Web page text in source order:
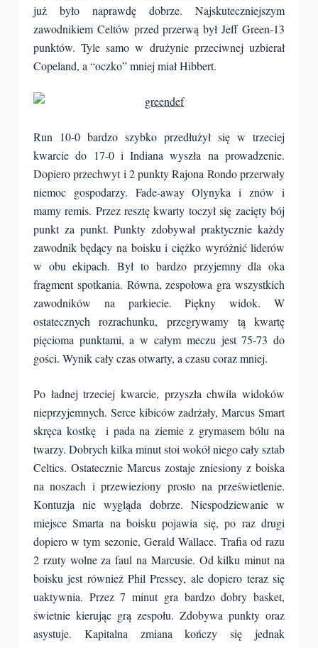
już było naprawdę dobrze. Najskuteczniejszym
zawodnikiem Celtów przed przerwą był Jeff Green-13
punktów. Tyle samo w drużynie przeciwnej uzbierał
Copeland, a “oczko” mniej miał Hibbert.
Run 10-0 bardzo szybko przedłużył się w trzeciej
kwarcie do 17-0 i Indiana wyszła na prowadzenie.
Dopiero przechwyt i 2 punkty Rajona Rondo przerwały
niemoc gospodarzy. Fade-away Olynyka i znów i
mamy remis. Przez resztę kwarty toczył się zacięty bój
punkt za punkt. Punkty zdobywał praktycznie każdy
zawodnik będący na boisku i ciężko wyróżnić liderów
w obu ekipach. Był to bardzo przyjemny dla oka
fragment spotkania. Równa, zespołowa gra wszystkich
zawodników na parkiecie. Piękny widok. W
ostatecznych rozrachunku, przegrywamy tą kwartę
pięcioma punktami, a w całym meczu jest 75-73 do
gości. Wynik cały czas otwarty, a czasu coraz mniej.
Po ładnej trzeciej kwarcie, przyszła chwila widoków
nieprzyjemnych. Serce kibiców zadrżały, Marcus Smart
skręca kostkę i pada na ziemie z grymasem bólu na
twarzy. Dobrych kilka minut stoi wokół niego cały sztab
Celtics. Ostatecznie Marcus zostaje zniesiony z boiska
na noszach i przewieziony prosto na prześwietlenie.
Kontuzja nie wygląda dobrze. Niespodziewanie w
miejsce Smarta na boisku pojawia się, po raz drugi
dopiero w tym sezonie, Gerald Wallace. Trafia od razu
2 rzuty wolne za faul na Marcusie. Od kilku minut na
boisku jest również Phil Pressey, ale dopiero teraz się
uaktywnia. Przez 7 minut gra bardzo dobry basket,
świetnie kierując grą zespołu. Zdobywa punkty oraz
asystuje. Kapitalna zmiana kończy się jednak